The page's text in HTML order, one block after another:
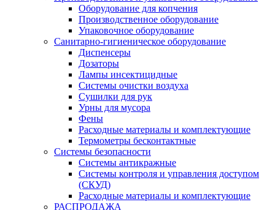
Оборудование для копчения
Производственное оборудование
Упаковочное оборудование
Санитарно-гигиеническое оборудование
Диспенсеры
Дозаторы
Лампы инсектицидные
Системы очистки воздуха
Сушилки для рук
Урны для мусора
Фены
Расходные материалы и комплектующие
Термометры бесконтактные
Системы безопасности
Системы антикражные
Системы контроля и управления доступом
(СКУД)
Расходные материалы и комплектующие
РАСПРОДАЖА